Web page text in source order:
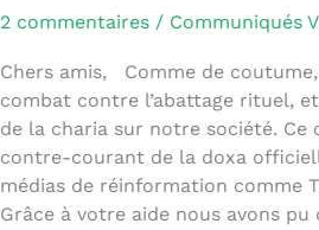
2 commentaires / Communiqués
Chers amis, Comme de
combat contre l’abattage rituel,
de la charia sur notre société. Ce
contre-courant de la doxa
médias de réinformation comme
Grâce à votre aide nous avons